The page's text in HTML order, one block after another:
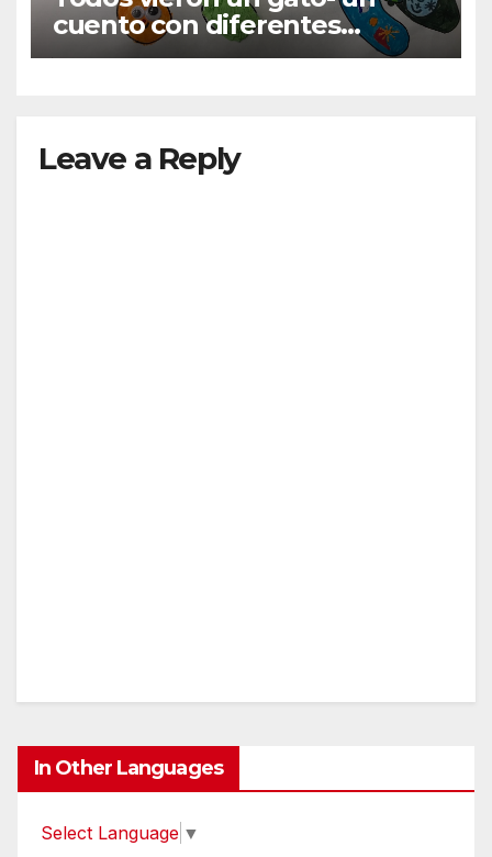
cuento con diferentes
perspectivas
Leave a Reply
In Other Languages
Select Language ▼